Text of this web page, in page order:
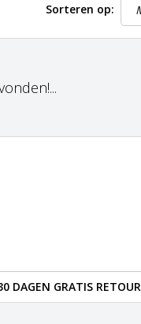
Sorteren op:
DAGEN GRATIS RETOUR